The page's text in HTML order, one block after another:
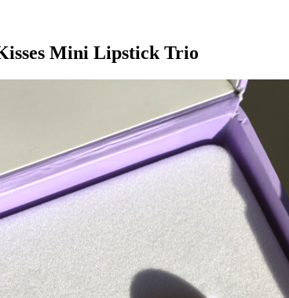
Mini Lipstick Trio